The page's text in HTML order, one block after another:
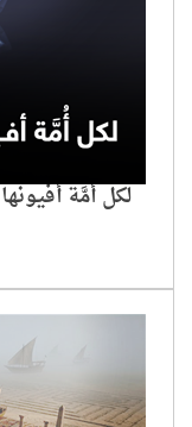
لكل أُمَّة أفيونها